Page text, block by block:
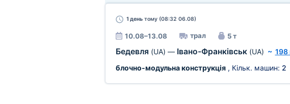
1 деньтому (08:32 06.08)
10.08–13.08 трал 5 т
Бедевля (UA) — Івано-Франківськ (UA) ~ 198
блочно-модульна конструкція, Кільк. машин: 2